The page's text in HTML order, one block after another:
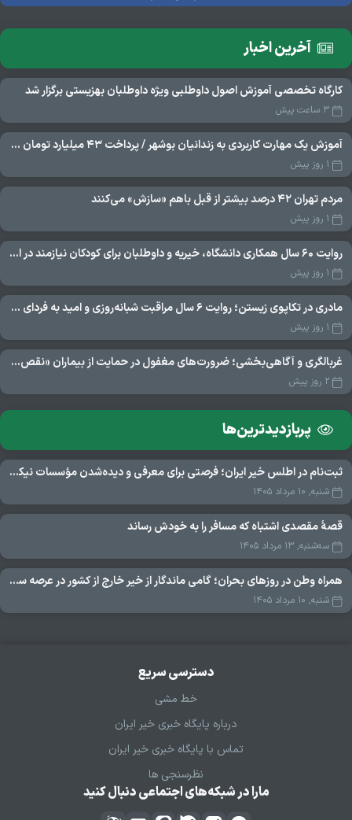
آخرین اخبار
کارگاه تخصصی آموزش اصول داوطلبی ویژه داوطلبان بهزیستی برگزار شد
۳ ساعت پیش
آموزش یک مهارت کاربردی به زندانیان بوشهر / پرداخت ۴۳ میلیارد تومان تسهیلات خوداشتغالی
۱ روز پیش
مردم تهران ۴۲ درصد بیشتر از قبل باهم «سازش» می‌کنند
۱ روز پیش
روایت ۶۰ سال همکاری دانشگاه، خیریه و داوطلبان برای کودکان نیازمند در استرالیا
۱ روز پیش
مادری در تکاپوی زیستن؛ روایت ۶ سال مراقبت شبانه‌روزی و امید به فردای «نورا»
۱ روز پیش
غربالگری و آگاهی‌بخشی؛ ضرورت‌های مغفول در حمایت از بیماران «نقص ایمنی اولیه»
۲ روز پیش
پربازدید‌ترین‌ها
ثبت‌نام در اطلس خیر ایران؛ فرصتی برای معرفی و دیده‌شدن مؤسسات نیکوکاری
شنبه, ۱۰ مرداد ۱۴۰۵
قصهٔ مقصدی اشتباه که مسافر را به خودش رساند
سه‌شنبه, ۱۳ مرداد ۱۴۰۵
همراه وطن در روزهای بحران؛ گامی ماندگار از خیر خارج از کشور در عرصه سلامت
شنبه, ۱۰ مرداد ۱۴۰۵
دسترسی سریع
خط مشی
درباره پایگاه خبری خیر ایران
تماس با پایگاه خبری خیر ایران
نظرسنجی ها
مارا در شبکه‌های اجتماعی دنبال کنید